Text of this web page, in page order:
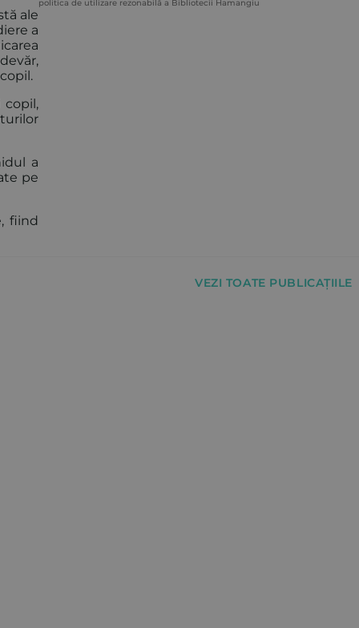
ale
a
copil,
a
pe
fiind
politica de utilizare rezonabilă a Bibliotecii Hamangiu
VEZI TOATE PUBLICAȚIILE